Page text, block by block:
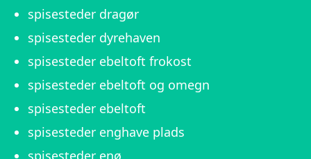
spisesteder dragør
spisesteder dyrehaven
spisesteder ebeltoft frokost
spisesteder ebeltoft og omegn
spisesteder ebeltoft
spisesteder enghave plads